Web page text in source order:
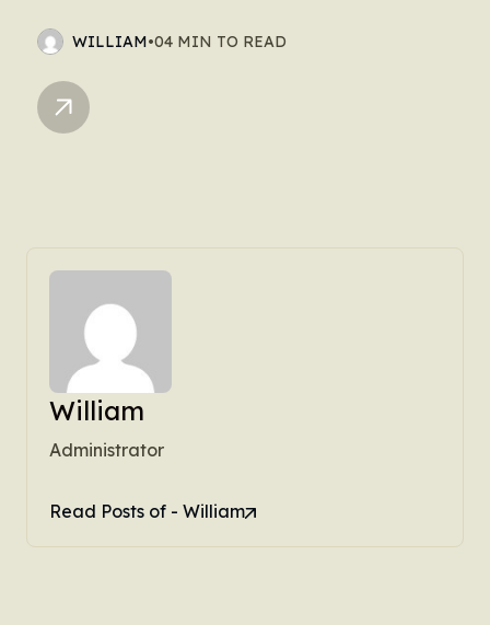
WILLIAM•04 MIN TO READ
William
Administrator
Read Posts of - William